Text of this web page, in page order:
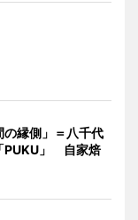
縁側」＝八千代
PUKU」 自家焙